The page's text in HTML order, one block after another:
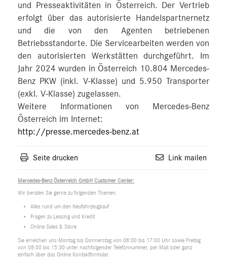
und Presseaktivitäten in Österreich. Der Vertrieb
erfolgt über das autorisierte Handelspartnernetz
und die von den Agenten betriebenen
Betriebsstandorte. Die Servicearbeiten werden von
den autorisierten Werkstätten durchgeführt. Im
Jahr 2024 wurden in Österreich 10.804 Mercedes-
Benz PKW (inkl. V-Klasse) und 5.950 Transporter
(exkl. V-Klasse) zugelassen.
Weitere Informationen von Mercedes-Benz
Österreich im Internet:
http://presse.mercedes-benz.at
Seite drucken Link mailen
Mercedes-Benz Österreich GmbH Customer Center:
Wir beraten Sie gerne zu folgenden Themen:
Alles rund um den Neufahrzeugkauf
Fragen zu Leasing und Kredit
Online Sales & Store
Sie erreichen uns Montag bis Donnerstag von 08:00 bis 17:00 Uhr sowie Freitag
von 08:00 bis 15:30 unter nachfolgender Telefonnummer, per Mail oder ganz
einfach über das Online Kontaktformular.